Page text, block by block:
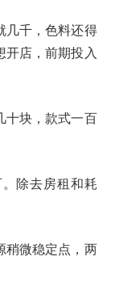
几千，色料还得
开店，前期投入
十块，款式一百
除去房租和耗
稍微稳定点，两